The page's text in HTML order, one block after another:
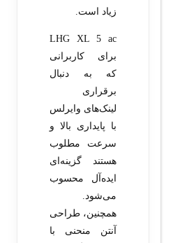
زیاد است.
LHG XL 5 ac
برای کاربرانی
که به دنبال
برقراری
لینک‌های وایرلس
با پایداری بالا و
سرعت مطلوب
هستند گزینه‌ای
ایده‌آل محسوب
می‌شود.
همچنین، طراحی
آنتن منحنی با